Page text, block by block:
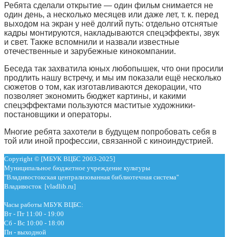
Ребята сделали открытие — один фильм снимается не
один день, а несколько месяцев или даже лет, т. к. перед
выходом на экран у неё долгий путь: отдельно отснятые
кадры монтируются, накладываются спецэффекты, звук
и свет. Также вспомнили и назвали известные
отечественные и зарубежные кинокомпании.
Беседа так захватила юных любопышек, что они просили
продлить нашу встречу, и мы им показали ещё несколько
сюжетов о том, как изготавливаются декорации, что
позволяет экономить бюджет картины, и какими
спецэффектами пользуются маститые художники-
постановщики и операторы.
Многие ребята захотели в будущем попробовать себя в
той или иной профессии, связанной с киноиндустрией.
Copyright © [МБУК ВЦБС 2003-2025]
Муниципальное бюджетное учреждение культуры
"Владивостокская централизованная библиотечная система"
Владивосток [vladlib.ru]
Часы работы МБУК ВЦБС:
Вт - Пт 11:00 - 19:00
Сб - Вс 10:00 - 18:00
Пн - выходной